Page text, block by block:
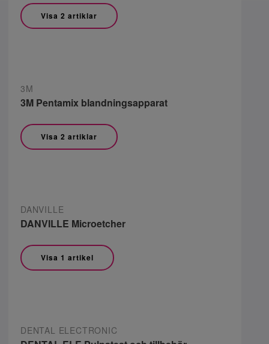
Visa 2 artiklar
3M
3M Pentamix blandningsapparat
Visa 2 artiklar
DANVILLE
DANVILLE Microetcher
Visa 1 artikel
DENTAL ELECTRONIC